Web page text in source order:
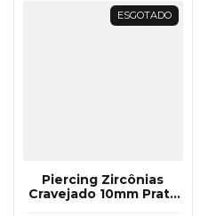
ESGOTADO
Piercing Zircônias
Cravejado 10mm Prata